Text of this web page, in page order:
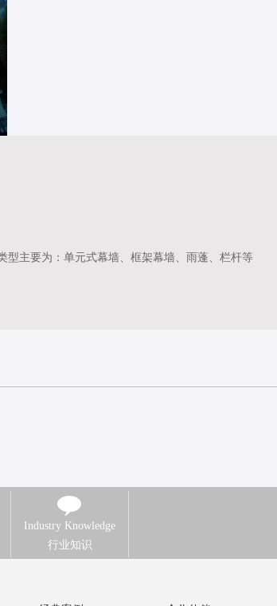
型主要为：单元式幕墙、框架幕墙、雨蓬、栏杆等
Industry Knowledge
行业知识